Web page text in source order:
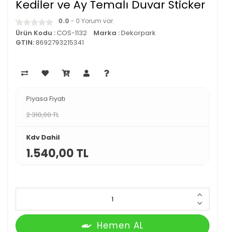
Kediler ve Ay Temalı Duvar Sticker
0.0 - 0 Yorum var.
Ürün Kodu :COS-1132 Marka :Dekorpark
GTIN:8692793215341
Piyasa Fiyatı
2.310,00 TL
Kdv Dahil
1.540,00 TL
Hemen AL